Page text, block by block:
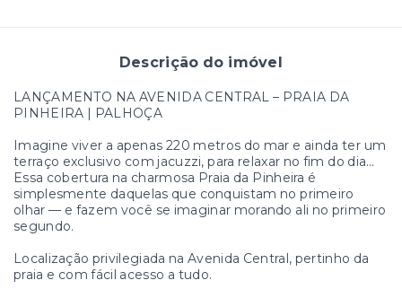
Descrição do imóvel
LANÇAMENTO NA AVENIDA CENTRAL – PRAIA DA
PINHEIRA | PALHOÇA
Imagine viver a apenas 220 metros do mar e ainda ter um
terraço exclusivo com jacuzzi, para relaxar no fim do dia…
Essa cobertura na charmosa Praia da Pinheira é
simplesmente daquelas que conquistam no primeiro
olhar — e fazem você se imaginar morando ali no primeiro
segundo.
Localização privilegiada na Avenida Central, pertinho da
praia e com fácil acesso a tudo.